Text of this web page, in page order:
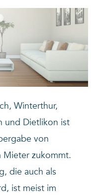
Winterthur,
und Dietlikon ist
von
zukommt.
die auch als
ist meist im